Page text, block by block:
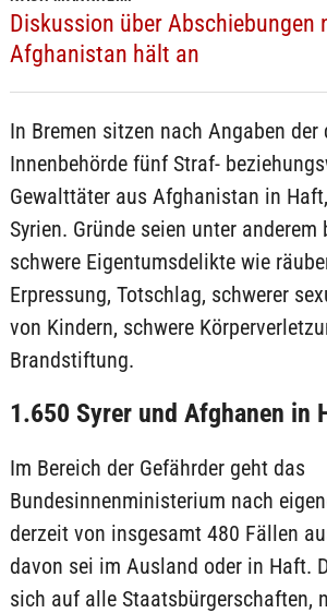
Diskussion über Abschiebungen
Afghanistan hält an
In Bremen sitzen nach Angaben der
Innenbehörde fünf Straf-
Gewalttäter aus Afghanistan in
Syrien. Gründe seien unter anderem
schwere Eigentumsdelikte wie
Erpressung, Totschlag, schwerer
von Kindern, schwere
Brandstiftung.
1.650 Syrer und Afghanen in
Im Bereich der Gefährder geht das
Bundesinnenministerium nach
derzeit von insgesamt 480 Fällen
davon sei im Ausland oder in Haft.
sich auf alle Staatsbürgerschaften,